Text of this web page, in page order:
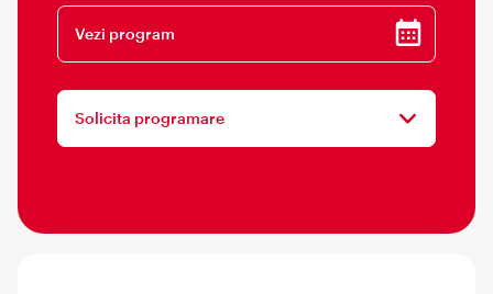
Vezi program
Solicita programare